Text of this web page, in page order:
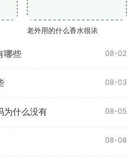
老外用的什么香水很浓
哪些 08-02
08-03
为什么没有 08-05
08-08